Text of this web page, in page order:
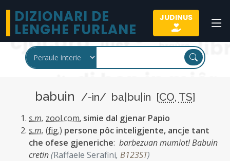
DIZIONARI DE
LENGHE FURLANE
JUDINUS
babuin /-ìn/ ba|bu|in [CO, TS]
s.m. zool.com. simie dal gjenar Papio
s.m. (fig.) persone pôc inteligjente, ancje tant
che ofese gjeneriche: barbezuan mumiot! Babuin
cretin(Raffaele Serafini, B123ST)